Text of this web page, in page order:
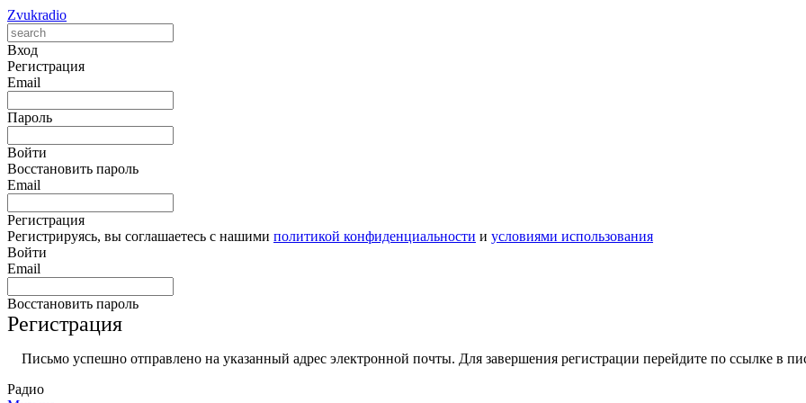
Zvukradio
Вход
Регистрация
Email
Пароль
Войти
Восстановить пароль
Email
Регистрация
Регистрируясь, вы соглашаетесь с нашими политикой конфиденциальности и условиями использования
Войти
Email
Восстановить пароль
Регистрация
Письмо успешно отправлено на указанный адрес электронной почты. Для завершения регистрации перейдите по ссылке в
Радио